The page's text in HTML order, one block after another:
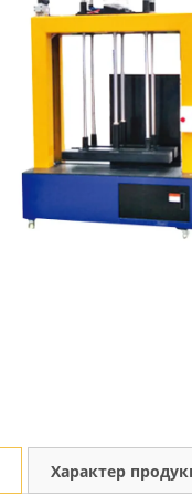
Характер